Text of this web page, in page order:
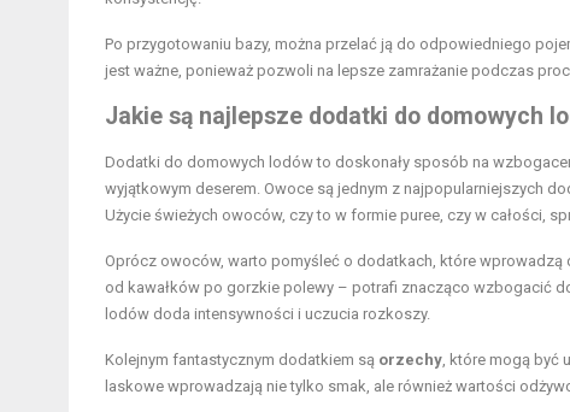
Po przygotowaniu bazy, można przelać ją do odpowiedniego
jest ważne, ponieważ pozwoli na lepsze zamrażanie podczas
Jakie są najlepsze dodatki do domowych
Dodatki do domowych lodów to doskonały sposób na
wyjątkowym deserem. Owoce są jednym z najpopularniejszych
Użycie świeżych owoców, czy to w formie puree, czy w całości,
Oprócz owoców, warto pomyśleć o dodatkach, które wprowadzą
od kawałków po gorzkie polewy – potrafi znacząco wzbogacić
lodów doda intensywności i uczucia rozkoszy.
Kolejnym fantastycznym dodatkiem są orzechy, które mogą być
laskowe wprowadzają nie tylko smak, ale również wartości